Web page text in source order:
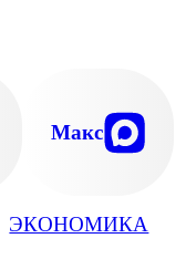
ЭКОНОМИКА
Макс